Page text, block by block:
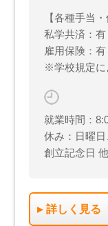
【各種手当・
私学共済：有
雇用保険：有
※学校規定に
就業時間：
休み：日曜日
創立記念日 他
詳しく見る